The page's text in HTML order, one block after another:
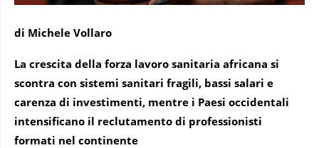
di Michele Vollaro
La crescita della forza lavoro sanitaria africana si
scontra con sistemi sanitari fragili, bassi salari e
carenza di investimenti, mentre i Paesi occidentali
intensificano il reclutamento di professionisti
formati nel continente